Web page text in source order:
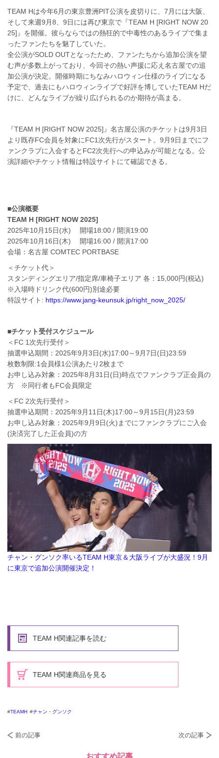
TEAM Hは今年6月の東京豊洲PIT公演を皮切りに、7月には大阪、
そして来週9月8、9日には再び東京で『TEAM H [RIGHT NOW 20
25]』を開催。彼らならではの熱狂的で中毒性のあるライブで集ま
ったファンたちを魅了していた。
全公演がSOLD OUTとなったため、ファンたちから追加公演を望
む声が多数上がっており、今回その熱い声援に応え名古屋での追
加公演が決定。開催時期にちなみハロウィン仕様のライブになる
予定で、過去にもハロウィンライブで好評を博していたTEAM Hだ
けに、どんなライブが繰り広げられるのか期待が高まる。
『TEAM H [RIGHT NOW 2025]』名古屋公演のチケットは9月3日
より既存FC会員を対象にFC1次先行がスタート。9月9日までにフ
ァンクラブに入会するとFC2次先行への申込みが可能となる。公
演詳細やチケット情報は特設サイトにて確認できる。
■公演概要
TEAM H [RIGHT NOW 2025]
2025年10月15日(水) 開場18:00 / 開演19:00
2025年10月16日(木) 開場16:00 / 開演17:00
会場：名古屋 COMTEC PORTBASE
＜チケット代＞
スタンディングエリア/指定席/車椅子エリア 各：15,000円(税込)
※入場時ドリンク代(600円)別途必要
特設サイト: https://www.jang-keunsuk.jp/right_now_2025/
■チケット受付スケジュール
＜FC 1次先行受付＞
抽選申込期間：2025年9月3日(水)17:00～9月7日(日)23:59
枚数制限:1会員様1公演あたり2枚まで
お申し込み対象：2025年8月31日(日)時点でファンクラブ正会員の
方 ※同行者もFC会員限定
＜FC 2次先行受付＞
抽選申込期間：2025年9月11日(木)17:00～9月15日(月)23:59
お申し込み対象：2025年9月9日(火)までにファンクラブにご入会
(決済完了した正会員)の方
チャン・グンソク率いるTEAM H東京＆大阪ライブが大盛況！9月
に東京で追加公演開催決定！
TEAM H関連記事を読む
TEAM H関連商品を見る
TEAMH チャン・グンソク
前の記事 次の記事
おすすめ記事